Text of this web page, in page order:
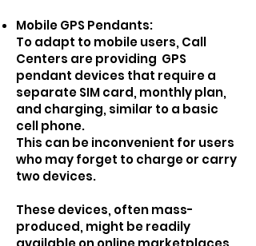
Mobile GPS Pendants:
To adapt to mobile users, Call
Centers are providing GPS
pendant devices that require a
separate SIM card, monthly plan,
and charging, similar to a basic
cell phone.
This can be inconvenient for users
who may forget to charge or carry
two devices.
These devices, often mass-
produced, might be readily